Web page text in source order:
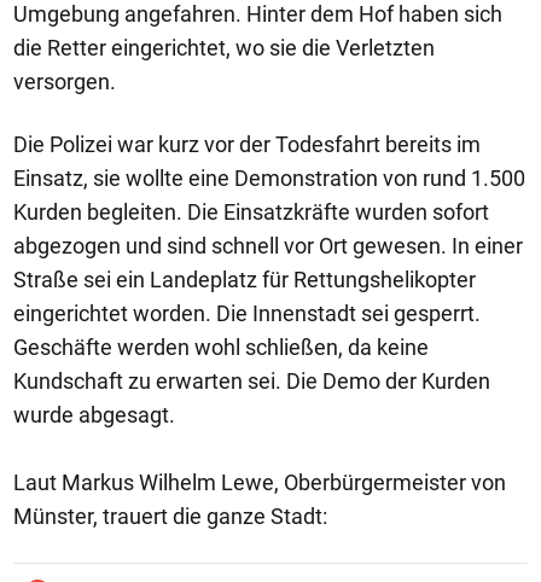
Umgebung angefahren. Hinter dem Hof haben sich
die Retter eingerichtet, wo sie die Verletzten
versorgen.
Die Polizei war kurz vor der Todesfahrt bereits im
Einsatz, sie wollte eine Demonstration von rund 1.500
Kurden begleiten. Die Einsatzkräfte wurden sofort
abgezogen und sind schnell vor Ort gewesen. In einer
Straße sei ein Landeplatz für Rettungshelikopter
eingerichtet worden. Die Innenstadt sei gesperrt.
Geschäfte werden wohl schließen, da keine
Kundschaft zu erwarten sei. Die Demo der Kurden
wurde abgesagt.
Laut Markus Wilhelm Lewe, Oberbürgermeister von
Münster, trauert die ganze Stadt: